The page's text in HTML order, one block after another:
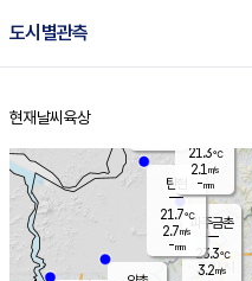
도시별관측
홈
현재날씨 육상
파주금촌
23.3℃
3.2m/s
탄현
21.7℃
2.7m/s
-mm
21.3℃
2.1 m/s
-mm